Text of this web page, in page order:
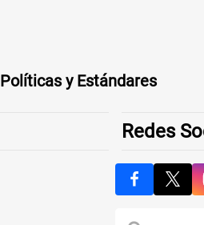
Políticas y Estándares
Redes